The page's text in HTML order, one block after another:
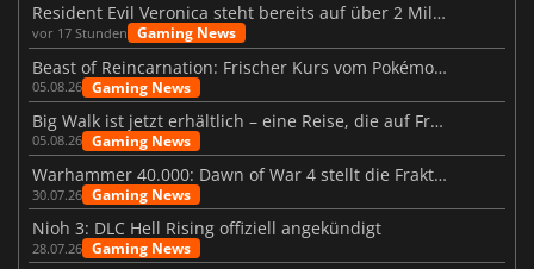
Resident Evil Veronica steht bereits auf über 2 Millionen Wunschlisten
vor 17 Stunden Gaming News
Beast of Reincarnation: Frischer Kurs vom Pokémon-Studio
05.08.26 Gaming News
Big Walk ist jetzt erhältlich – eine Reise, die auf Freundschaft basiert
05.08.26 Gaming News
Warhammer 40.000: Dawn of War 4 stellt die Fraktion der Necrons vor
30.07.26 Gaming News
Nioh 3: DLC Hell Rising offiziell angekündigt
28.07.26 Gaming News